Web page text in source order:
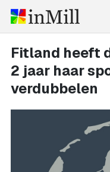
Fitland heeft
2 jaar haar
verdubbelen